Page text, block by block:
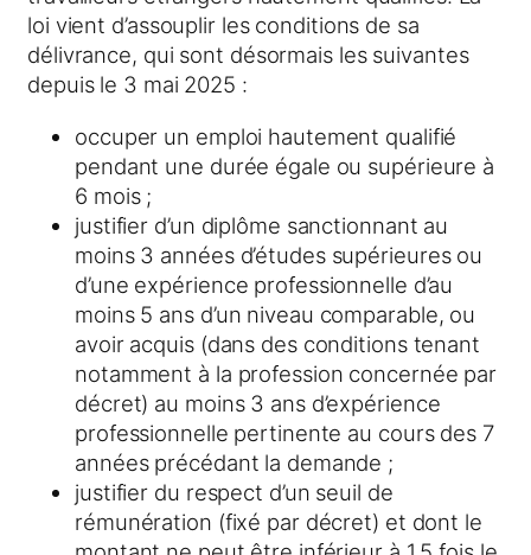
loi vient d’assouplir les conditions de sa
délivrance, qui sont désormais les suivantes
depuis le 3 mai 2025 :
occuper un emploi hautement qualifié
pendant une durée égale ou supérieure à
6 mois ;
justifier d’un diplôme sanctionnant au
moins 3 années d’études supérieures ou
d’une expérience professionnelle d’au
moins 5 ans d’un niveau comparable, ou
avoir acquis (dans des conditions tenant
notamment à la profession concernée par
décret) au moins 3 ans d’expérience
professionnelle pertinente au cours des 7
années précédant la demande ;
justifier du respect d’un seuil de
rémunération (fixé par décret) et dont le